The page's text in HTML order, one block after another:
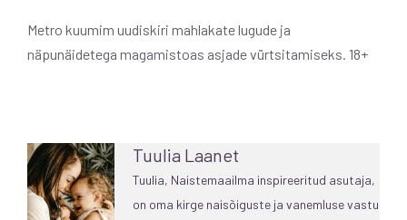
Metro kuumim uudiskiri mahlakate lugude ja
näpunäidetega magamistoas asjade vürtsitamiseks. 18+
Tuulia Laanet
Tuulia, Naistemaailma inspireeritud asutaja,
on oma kirge naisõiguste ja vanemluse vastu